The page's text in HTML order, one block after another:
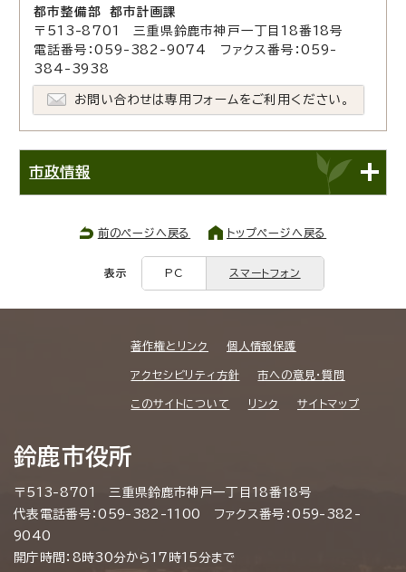
都市整備部 都市計画課
〒513-8701 三重県鈴鹿市神戸一丁目18番18号
電話番号：059-382-9074 ファクス番号：059-
384-3938
お問い合わせは専用フォームをご利用ください。
市政情報
前のページへ戻る トップページへ戻る
表示 PC スマートフォン
著作権とリンク 個人情報保護
アクセシビリティ方針 市への意見・質問
このサイトについて リンク サイトマップ
鈴鹿市役所
〒513-8701 三重県鈴鹿市神戸一丁目18番18号
代表電話番号：059-382-1100 ファクス番号：059-382-
9040
開庁時間：8時30分から17時15分まで